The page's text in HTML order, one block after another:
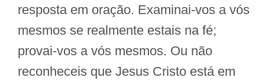
resposta em oração. Examinai-vos a vós
mesmos se realmente estais na fé;
provai-vos a vós mesmos. Ou não
reconheceis que Jesus Cristo está em